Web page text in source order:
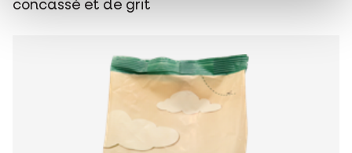
concassé et de grit